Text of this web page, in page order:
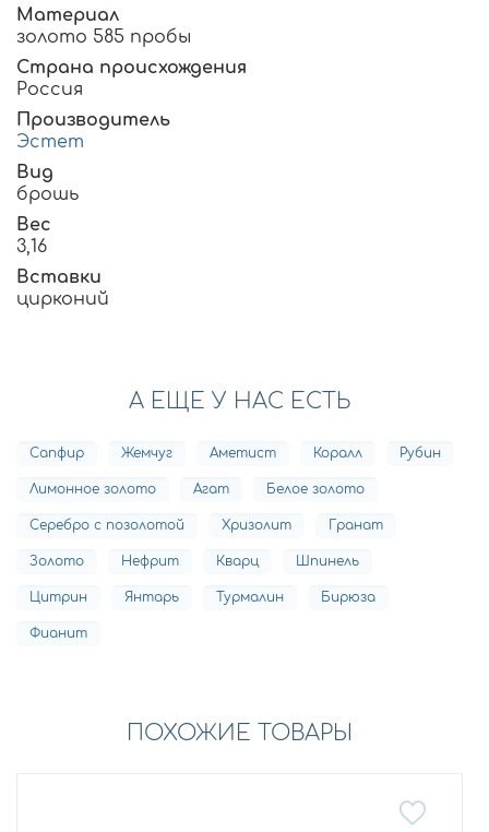
Материал
золото 585 пробы
Страна происхождения
Россия
Производитель
Эстет
Вид
брошь
Вес
3,16
Вставки
цирконий
А ЕЩЕ У НАС ЕСТЬ
Сапфир Жемчуг Аметист Коралл Рубин
Лимонное золото Агат Белое золото
Серебро с позолотой Хризолит Гранат
Золото Нефрит Кварц Шпинель
Цитрин Янтарь Турмалин Бирюза
Фианит
ПОХОЖИЕ ТОВАРЫ